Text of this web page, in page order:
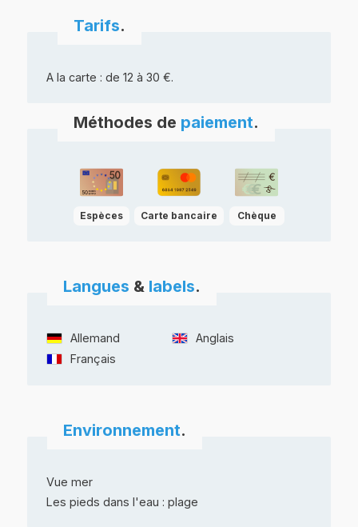
Tarifs.
A la carte : de 12 à 30 €.
Méthodes de paiement.
Espèces Carte bancaireChèque
Langues & labels.
Allemand
Anglais
Français
Environnement.
Vue mer
Les pieds dans l'eau : plage